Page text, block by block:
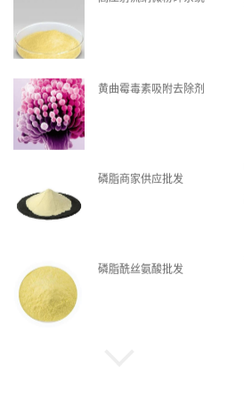
黄曲霉毒素吸附去除剂
磷脂商家供应批发
磷脂酰丝氨酸批发